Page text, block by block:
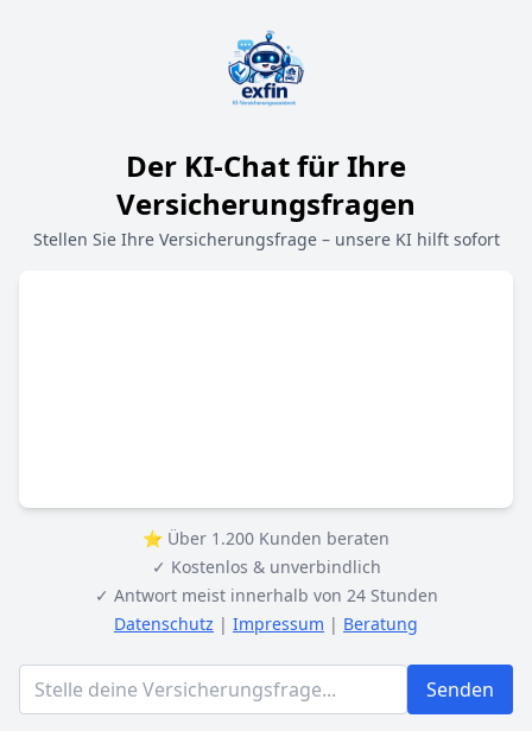
Der KI-Chat für Ihre
Versicherungsfragen
Stellen Sie Ihre Versicherungsfrage – unsere KI hilft sofort
⭐ Über 1.200 Kunden beraten
✓ Kostenlos & unverbindlich
✓ Antwort meist innerhalb von 24 Stunden
Datenschutz | Impressum | Beratung
Senden